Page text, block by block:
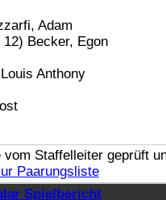
Adam
Becker, Egon
Anthony